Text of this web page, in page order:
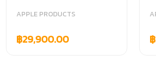
APPLE PRODUCTS
฿29,900.00